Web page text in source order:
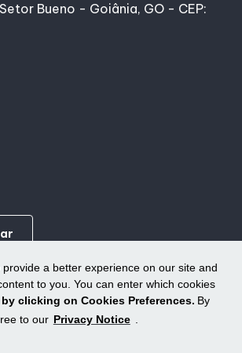
a better experience on our site and
to you. You can enter which cookies
by clicking on Cookies Preferences. By
to our Privacy Notice .
Bueno - Goiânia, GO - CEP: